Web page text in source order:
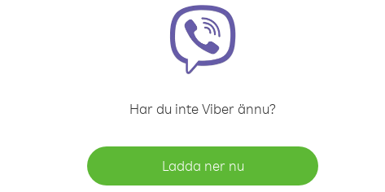
Har du inte Viber ännu?
Ladda ner nu